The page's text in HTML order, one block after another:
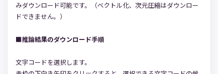
みダウンロード可能です。（ベクトル化、次元圧縮はダウンロー
ドできません。）
■推論結果のダウンロード手順
文字コードを選択します。